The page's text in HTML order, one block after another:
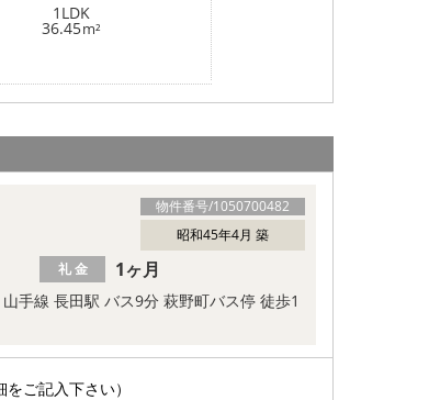
1LDK
36.45m²
物件番号/1050700482
昭和45年4月 築
手線 長田駅 バス9分 萩野町バス停 徒歩1
礼 金 1ヶ月
ご記入下さい）